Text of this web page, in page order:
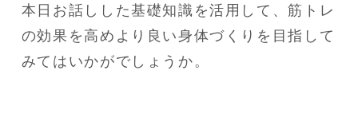
本日お話しした基礎知識を活用して、筋トレ
の効果を高めより良い身体づくりを目指して
みてはいかがでしょうか。